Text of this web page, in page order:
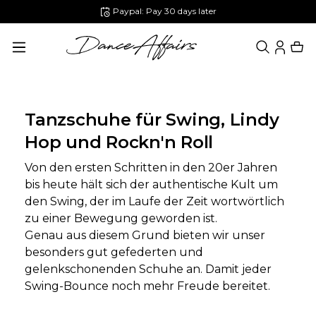
Paypal: Pay 30 days later
Tanzschuhe für Swing, Lindy
Hop und Rockn'n Roll
Von den ersten Schritten in den 20er Jahren
bis heute hält sich der authentische Kult um
den Swing, der im Laufe der Zeit wortwörtlich
zu einer Bewegung geworden ist.
Genau aus diesem Grund bieten wir unser
besonders gut gefederten und
gelenkschonenden Schuhe an. Damit jeder
Swing-Bounce noch mehr Freude bereitet.